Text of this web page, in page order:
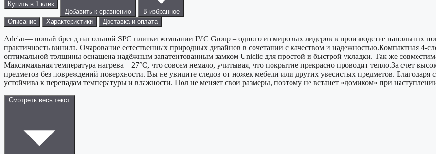
Купить в 1 клик
Добавить к сравнению
В избранное
Описание
Характеристики Доставка и оплата
Adelar— новый бренд напольной SPC плитки компании IVC Group – одного из мировых лидеров в производстве напольных
практичность винила. Очарование естественных природных дизайнов в сочетании с качеством и надежностью.Компактная 4-
оптимальной толщины оснащена надёжным запатентованным замком Uniclic для простой и быстрой укладки. Так же
Максимальная температура нагрева – 27°С, что совсем немало, учитывая, что покрытие прекрасно проводит тепло.За счет
предметов без повреждений поверхности. Вы не увидите следов от ножек мебели или других увесистых предметов. Благодаря
устойчива к перепадам температуры и влажности. Пол не меняет свои размеры, поэтому не встанет «домиком» при
Смотреть весь текст